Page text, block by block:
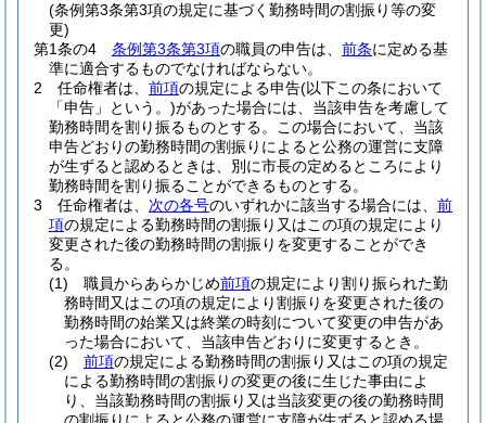
(条例第3条第3項の規定に基づく勤務時間の割振り等の変
更)
第1条の4
条例第3条第3項の職員の申告は、 前条に定める基
準に適合するものでなければならない。
2
任命権者は、 前項の規定による申告(以下この条において
「申告」という。)があった場合には、当該申告を考慮して
勤務時間を割り振るものとする。
この場合において、当該
申告どおりの勤務時間の割振りによると公務の運営に支障
が生ずると認めるときは、別に市長の定めるところにより
勤務時間を割り振ることができるものとする。
3
任命権者は、 次の各号のいずれかに該当する場合には、 前
項の規定による勤務時間の割振り又はこの項の規定により
変更された後の勤務時間の割振りを変更することができ
る。
(1)
職員からあらかじめ前項の規定により割り振られた勤
務時間又はこの項の規定により割振りを変更された後の
勤務時間の始業又は終業の時刻について変更の申告があ
った場合において、当該申告どおりに変更するとき。
(2)
前項の規定による勤務時間の割振り又はこの項の規定
による勤務時間の割振りの変更の後に生じた事由によ
り、当該勤務時間の割振り又は当該変更の後の勤務時間